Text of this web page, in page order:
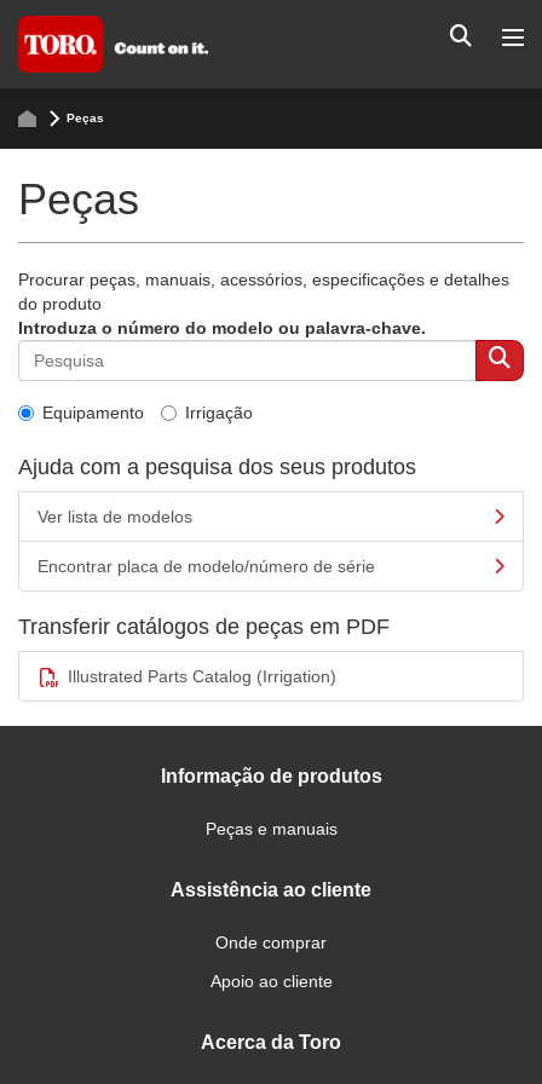
Peças
Peças
Procurar peças, manuais, acessórios, especificações e detalhes
do produto
Introduza o número do modelo ou palavra-chave.
Equipamento Irrigação
Ajuda com a pesquisa dos seus produtos
Ver lista de modelos
Encontrar placa de modelo/número de série
Transferir catálogos de peças em PDF
Illustrated Parts Catalog (Irrigation)
Informação de produtos
Peças e manuais
Assistência ao cliente
Onde comprar
Apoio ao cliente
Acerca da Toro